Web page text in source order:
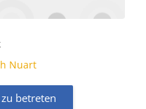
Nuart
betreten